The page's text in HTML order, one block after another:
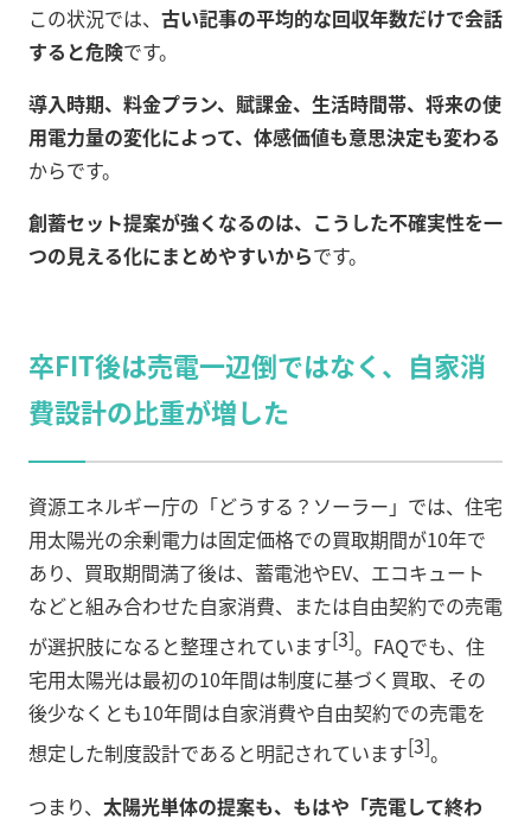
この状況では、 古い記事の平均的な回収年数だけで会話
すると危険です。
導入時期、料金プラン、賦課金、生活時間帯、将来の使
用電力量の変化によって、体感価値も意思決定も変わる
からです。
創蓄セット提案が強くなるのは、こうした不確実性を一
つの見える化にまとめやすいからです。
卒FIT後は売電一辺倒ではなく、自家消
費設計の比重が増した
資源エネルギー庁の「どうする？ソーラー」では、住宅
用太陽光の余剰電力は固定価格での買取期間が10年で
あり、買取期間満了後は、蓄電池やEV、エコキュート
などと組み合わせた自家消費、または自由契約での売電
が選択肢になると整理されています[3]。FAQでも、住
宅用太陽光は最初の10年間は制度に基づく買取、その
後少なくとも10年間は自家消費や自由契約での売電を
想定した制度設計であると明記されています[3]。
つまり、 太陽光単体の提案も、もはや「売電して終わ